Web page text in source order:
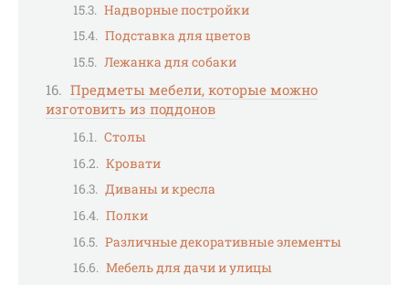
Надворные постройки
Подставка для цветов
Лежанка для собаки
Предметы мебели, которые можно
изготовить из поддонов
Столы
Кровати
Диваны и кресла
Полки
Различные декоративные элементы
Мебель для дачи и улицы